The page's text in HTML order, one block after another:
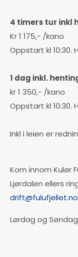
4 timers tur inkl
Kr 1 175,- /kano
Oppstart kl 10:30.
1 dag inkl.
kr 1 350,- /kano
Oppstart kl 10:30.
Inkl i leien er
Kom innom Kulør
Ljørdalen ellers
drift@fulufjellet.no
Lørdag og